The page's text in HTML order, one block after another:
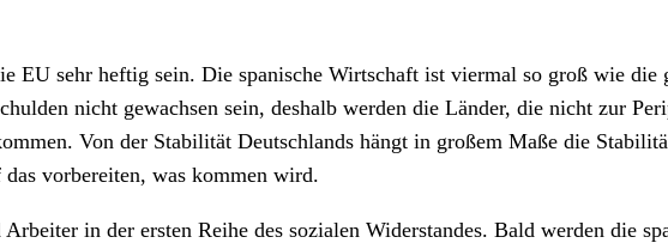
EU sehr heftig sein. Die spanische Wirtschaft ist viermal so groß wie
nicht gewachsen sein, deshalb werden die Länder, die nicht zur
Von der Stabilität Deutschlands hängt in großem Maße die
vorbereiten, was kommen wird.
in der ersten Reihe des sozialen Widerstandes. Bald werden die